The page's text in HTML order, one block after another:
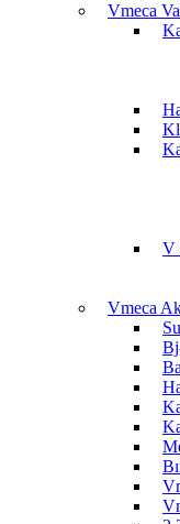
Vmeca
V
Vmeca